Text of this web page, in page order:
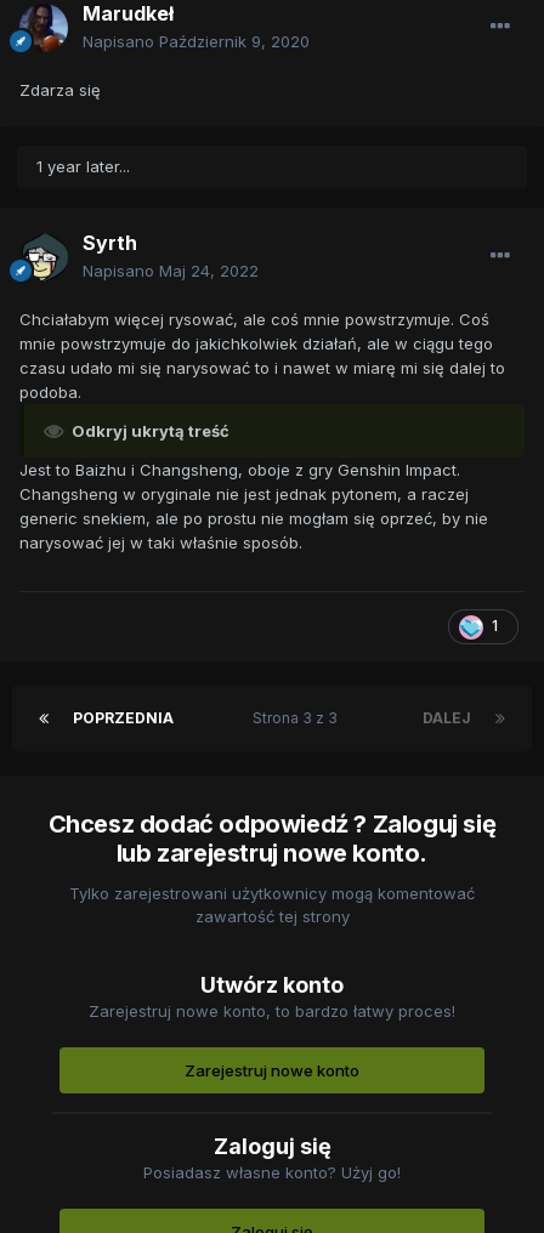
Marudkeł
Napisano Październik 9, 2020
Zdarza się
1 year later...
Syrth
Napisano Maj 24, 2022
Chciałabym więcej rysować, ale coś mnie powstrzymuje. Coś
mnie powstrzymuje do jakichkolwiek działań, ale w ciągu tego
czasu udało mi się narysować to i nawet w miarę mi się dalej to
podoba.
Odkryj ukrytą treść
Jest to Baizhu i Changsheng, oboje z gry Genshin Impact.
Changsheng w oryginale nie jest jednak pytonem, a raczej
generic snekiem, ale po prostu nie mogłam się oprzeć, by nie
narysować jej w taki właśnie sposób.
1
POPRZEDNIA DALEJ
Strona 3 z 3
Chcesz dodać odpowiedź ? Zaloguj się
lub zarejestruj nowe konto.
Tylko zarejestrowani użytkownicy mogą komentować
zawartość tej strony
Utwórz konto
Zarejestruj nowe konto, to bardzo łatwy proces!
Zarejestruj nowe konto
Zaloguj się
Posiadasz własne konto? Użyj go!